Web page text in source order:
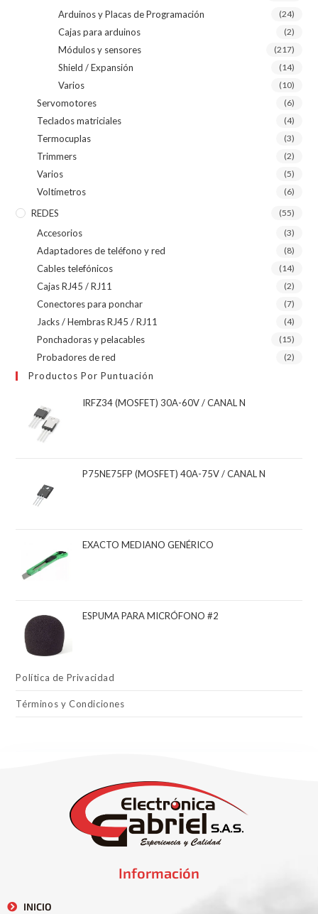
Arduinos y Placas de Programación (24)
Cajas para arduinos (2)
Módulos y sensores (217)
Shield / Expansión (14)
Varios (10)
Servomotores (6)
Teclados matriciales (4)
Termocuplas (3)
Trimmers (2)
Varios (5)
Voltímetros (6)
REDES (55)
Accesorios (3)
Adaptadores de teléfono y red (8)
Cables telefónicos (14)
Cajas RJ45 / RJ11 (2)
Conectores para ponchar (7)
Jacks / Hembras RJ45 / RJ11 (4)
Ponchadoras y pelacables (15)
Probadores de red (2)
Productos Por Puntuación
IRFZ34 (MOSFET) 30A-60V / CANAL N
P75NE75FP (MOSFET) 40A-75V / CANAL N
EXACTO MEDIANO GENÉRICO
ESPUMA PARA MICRÓFONO #2
Política de Privacidad
Términos y Condiciones
Información
INICIO